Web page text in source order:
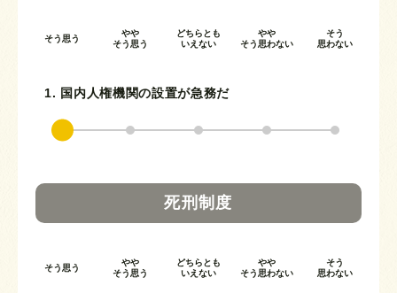
そう思う
やや
そう思う
どちらとも
いえない
やや
そう思わない
そう
思わない
1. 国内人権機関の設置が急務だ
死刑制度
そう思う
やや
そう思う
どちらとも
いえない
やや
そう思わない
そう
思わない